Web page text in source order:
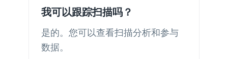
我可以跟踪扫描吗？
是的。您可以查看扫描分析和参与
数据。